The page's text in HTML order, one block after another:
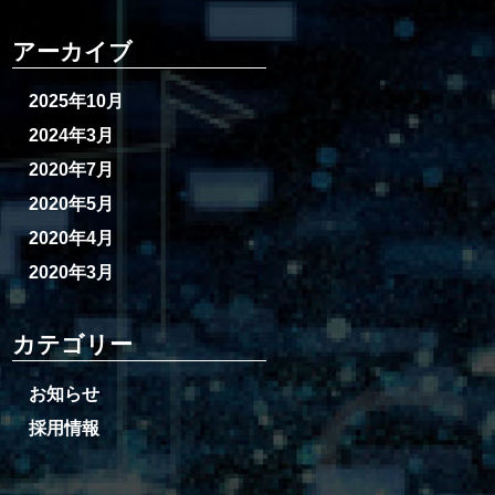
アーカイブ
2025年10月
2024年3月
2020年7月
2020年5月
2020年4月
2020年3月
カテゴリー
お知らせ
採用情報